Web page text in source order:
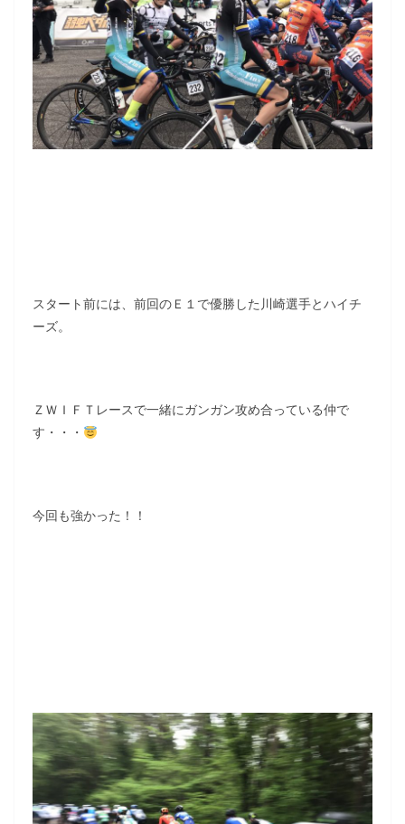
スタート前には、前回のＥ１で優勝した川崎選手とハイチ
ーズ。
ＺＷＩＦＴレースで一緒にガンガン攻め合っている仲で
す・・・
今回も強かった！！